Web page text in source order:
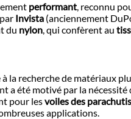
performant, reconnu
Invista (anciennement
du nylon, qui confèrent au
la recherche de matériaux
a été motivé par la
pour lesvoiles des
applications.